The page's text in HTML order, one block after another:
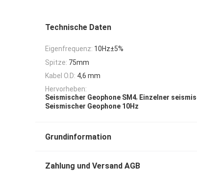
Technische Daten
Eigenfrequenz: 10Hz±5%
Spitze: 75mm
Kabel O.D: 4,6 mm
Hervorheben:
Seismischer Geophone SM4, Einzelner
Seismischer Geophone 10Hz
Grundinformation
Zahlung und Versand AGB